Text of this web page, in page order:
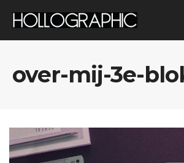
over-mij-3e-